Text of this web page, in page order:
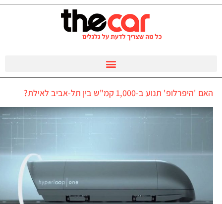
האם 'היפרלופ' תנוע ב-1,000 קמ"ש בין תל-אביב לאילת?